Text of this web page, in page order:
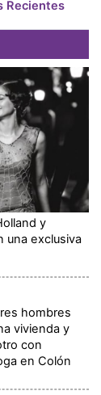
Recientes
y
una exclusiva
hombres
vivienda y
con
en Colón